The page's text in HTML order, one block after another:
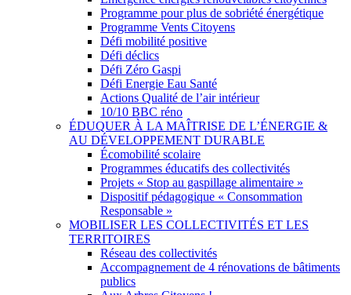
Programme pour plus de sobriété énergétique
Programme Vents Citoyens
Défi mobilité positive
Défi déclics
Défi Zéro Gaspi
Défi Energie Eau Santé
Actions Qualité de l’air intérieur
10/10 BBC réno
ÉDUQUER À LA MAÎTRISE DE L’ÉNERGIE &
AU DÉVELOPPEMENT DURABLE
Écomobilité scolaire
Programmes éducatifs des collectivités
Projets « Stop au gaspillage alimentaire »
Dispositif pédagogique « Consommation
Responsable »
MOBILISER LES COLLECTIVITÉS ET LES
TERRITOIRES
Réseau des collectivités
Accompagnement de 4 rénovations de bâtiments
publics